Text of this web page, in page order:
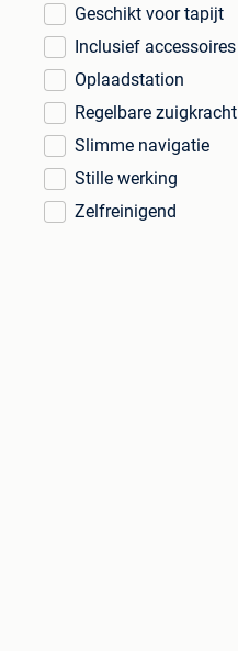
Geschikt voor tapijt
Inclusief accessoires
Oplaadstation
Regelbare zuigkracht
Slimme navigatie
Stille werking
Zelfreinigend